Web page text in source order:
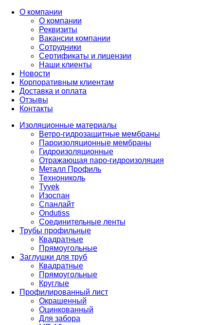
О компании
О компании
Реквизиты
Вакансии компании
Сотрудники
Сертификаты и лицензии
Наши клиенты
Новости
Корпоративным клиентам
Доставка и оплата
Отзывы
Контакты
Изоляционные материалы
Ветро-гидрозащитные мембраны
Пароизоляционные мембраны
Гидроизоляционные
Отражающая паро-гидроизоляция
Металл Профиль
Технониколь
Tyvek
Изоспан
Спанлайт
Ondutiss
Соединительные ленты
Трубы профильные
Квадратные
Прямоугольные
Заглушки для труб
Квадратные
Прямоугольные
Круглые
Профилированный лист
Окрашенный
Оцинкованный
Для забора